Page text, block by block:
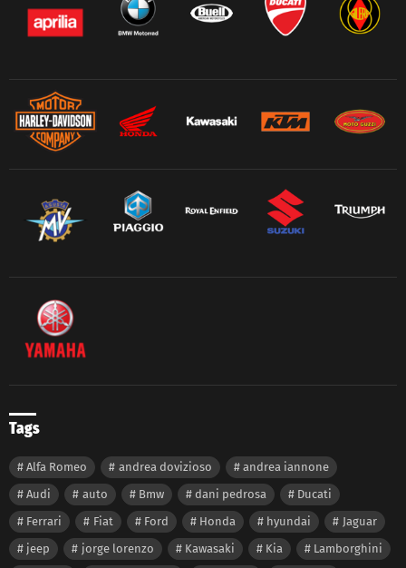
Tags
Alfa Romeo andrea dovizioso
andrea iannone
Audi
auto Bmw dani pedrosa
Ducati
Ferrari
Fiat Ford Honda hyundai
Jaguar
jeep
jorge lorenzo Kawasaki Kia
Lamborghini